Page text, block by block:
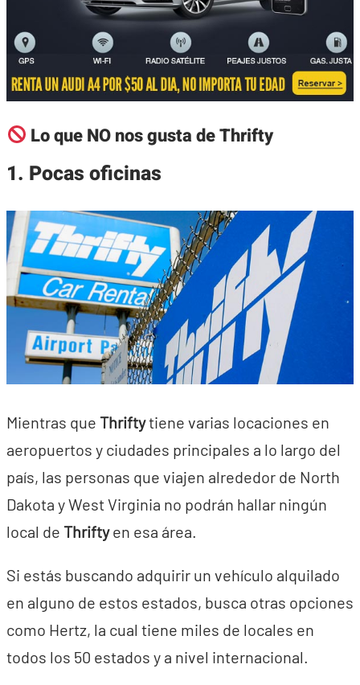
Lo que NO nos gusta de Thrifty
1. Pocas oficinas
Mientras que Thriftytiene varias locaciones en
aeropuertos y ciudades principales a lo largo del
país, las personas que viajen alrededor de North
Dakota y West Virginia no podrán hallar ningún
local de Thriftyen esa área.
Si estás buscando adquirir un vehículo alquilado
en alguno de estos estados, busca otras opciones
como Hertz, la cual tiene miles de locales en
todos los 50 estados y a nivel internacional.